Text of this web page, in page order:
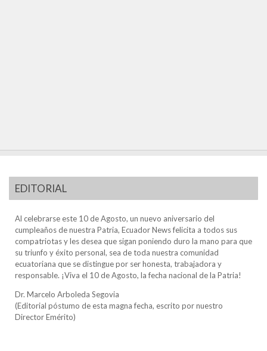
EDITORIAL
Al celebrarse este 10 de Agosto, un nuevo aniversario del
cumpleaños de nuestra Patria, Ecuador News felicita a todos sus
compatriotas y les desea que sigan poniendo duro la mano para que
su triunfo y éxito personal, sea de toda nuestra comunidad
ecuatoriana que se distingue por ser honesta, trabajadora y
responsable. ¡Viva el 10 de Agosto, la fecha nacional de la Patria!
Dr. Marcelo Arboleda Segovia
(Editorial póstumo de esta magna fecha, escrito por nuestro
Director Emérito)